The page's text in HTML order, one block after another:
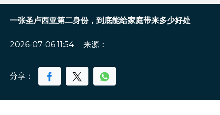
一张圣卢西亚第二身份，到底能给家庭带来多少好处
2026-07-06 11:54 来源：
分享：